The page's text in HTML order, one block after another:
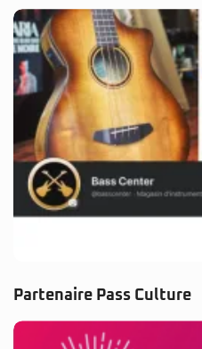
Partenaire Pass Culture